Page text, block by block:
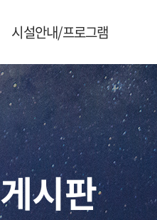
시설안내/프로그램
게시판